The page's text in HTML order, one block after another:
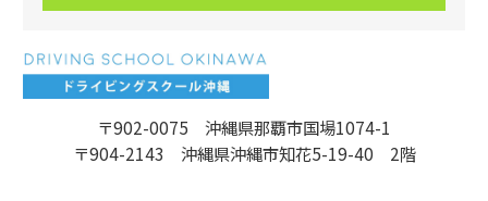
〒902-0075 沖縄県那覇市国場1074-1
〒904-2143 沖縄県沖縄市知花5-19-40 2階